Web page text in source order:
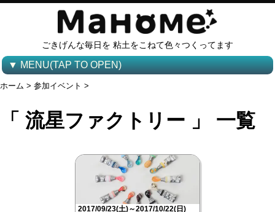
ごきげんな毎日を 粘土をこねて色々つくってます
▼ MENU(TAP TO OPEN)
ホーム > 参加イベント >
「 流星ファクトリー 」 一覧
2017/09/23(土)～2017/10/22(日)